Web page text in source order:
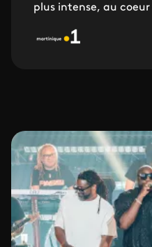
plus intense, au